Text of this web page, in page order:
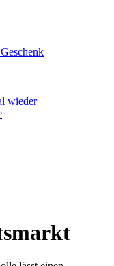
wieder